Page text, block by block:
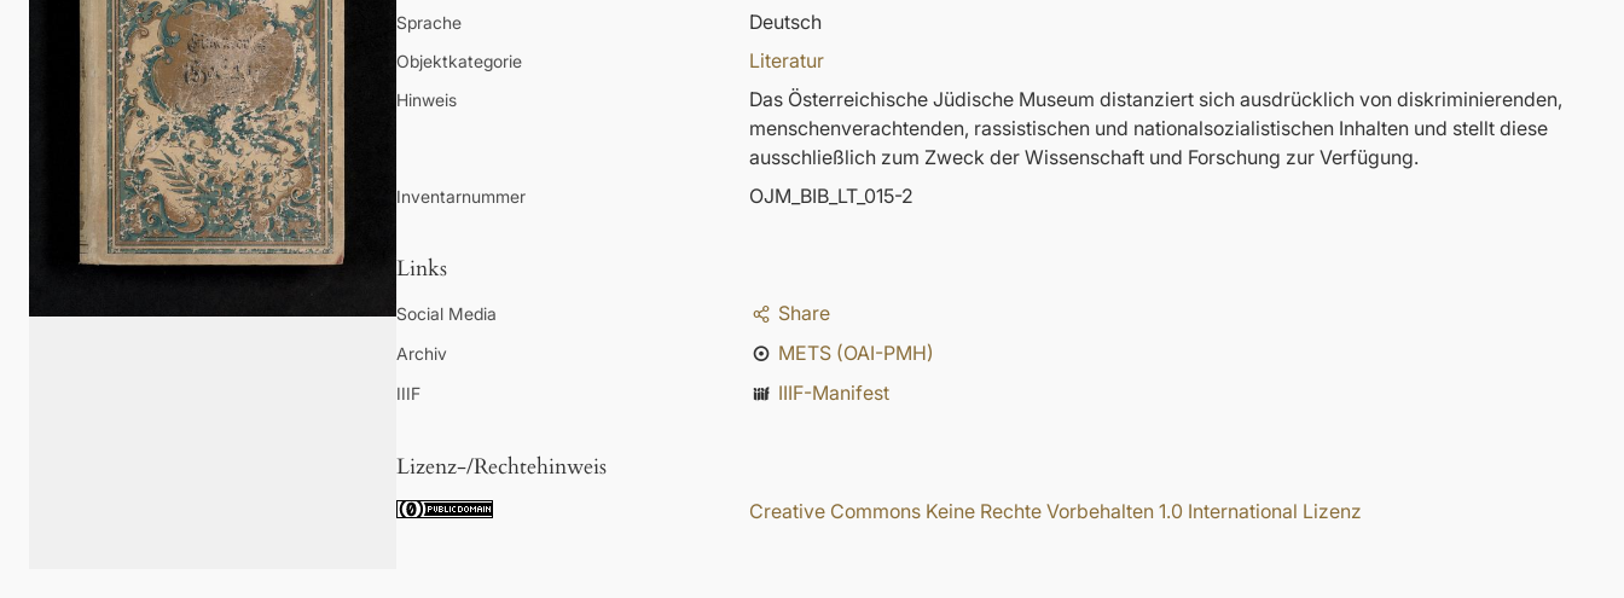
Sprache Deutsch
Objektkategorie Literatur
Hinweis
Das Österreichische Jüdische Museum distanziert sich ausdrücklich von diskriminierenden,
menschenverachtenden, rassistischen und nationalsozialistischen Inhalten und stellt diese
ausschließlich zum Zweck der Wissenschaft und Forschung zur Verfügung.
Inventarnummer OJM_BIB_LT_015-2
Links
Social Media Share
Archiv METS (OAI-PMH)
IIIF IIIF-Manifest
Lizenz-/Rechtehinweis
Creative Commons Keine Rechte Vorbehalten 1.0 International Lizenz